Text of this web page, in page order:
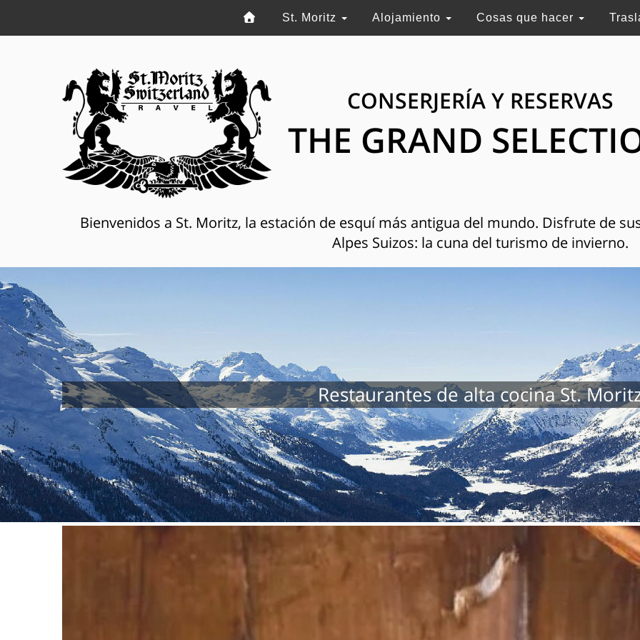
St. Moritz Alojamiento Cosas que hacer
CONSERJERÍA Y RESERVAS
THE GRAND
Bienvenidos a St. Moritz, la estación de esquí más antigua del mundo. Disfrute de
Alpes Suizos: la cuna del turismo de invierno.
Restaurantes de alta cocina St.